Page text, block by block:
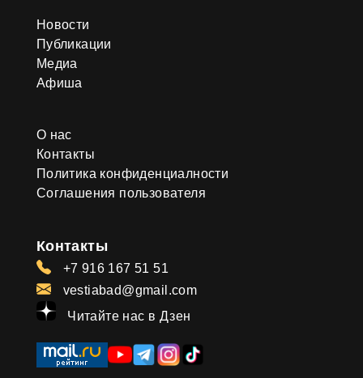
Новости
Публикации
Медиа
Афиша
О нас
Контакты
Политика конфиденциалности
Соглашения пользователя
Контакты
+7 916 167 51 51
vestiabad@gmail.com
Читайте нас в Дзен